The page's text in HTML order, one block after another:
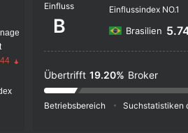
Einfluss
B
Einflussindex NO.1
Brasilien
Übertrifft 19.20% Broker
Betriebsbereich Suchstatistiken